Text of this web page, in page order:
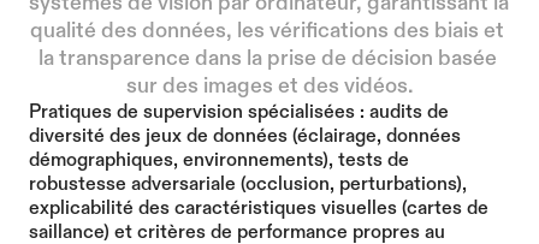
qualité des données, les vérifications des biais et
la transparence dans la prise de décision basée
sur des images et des vidéos.
Pratiques de supervision spécialisées : audits de
diversité des jeux de données (éclairage, données
démographiques, environnements), tests de
robustesse adversariale (occlusion, perturbations),
explicabilité des caractéristiques visuelles (cartes de
saillance) et critères de performance propres au